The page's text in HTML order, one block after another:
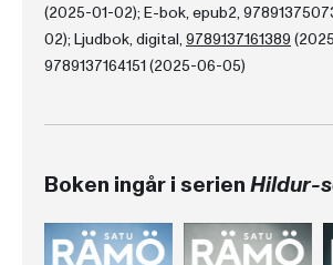
(2025-01-02); E-bok, epub2,
02); Ljudbok, digital, 9789137161389
9789137164151 (2025-06-05)
Boken ingår i serienHildur-